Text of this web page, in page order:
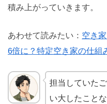
積み上がっていきます。
あわせて読みたい： 空き
6倍に？特定空き家の仕組
担当していた
い大したこと